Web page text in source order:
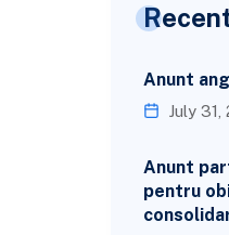
Anunt
July 31,
Anunt
pentru